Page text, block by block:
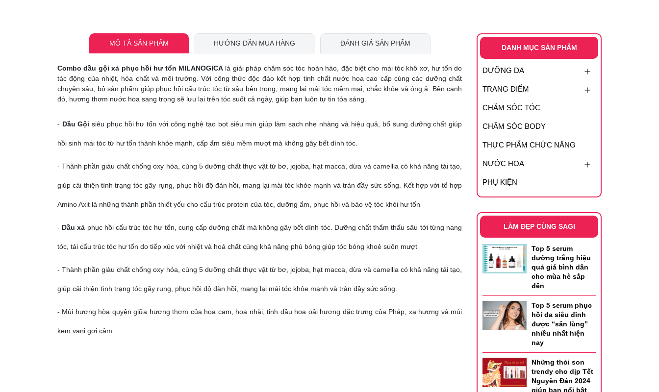
MÔ TẢ SẢN PHẨM HƯỚNG DẪN MUA HÀNG ĐÁNH GIÁ SẢN PHẨM
Combo dầu gội xả phục hồi hư tổn MILANOGICA là giải pháp chăm sóc tóc hoàn hảo, đặc biệt cho mái tóc khô xơ, hư tổn do
tác động của nhiệt, hóa chất và môi trường. Với công thức độc đáo kết hợp tinh chất nước hoa cao cấp cùng các dưỡng chất
chuyên sâu, bộ sản phẩm giúp phục hồi cấu trúc tóc từ sâu bên trong, mang lại mái tóc mềm mại, chắc khỏe và óng ả. Bên cạnh
đó, hương thơm nước hoa sang trọng sẽ lưu lại trên tóc suốt cả ngày, giúp bạn luôn tự tin tỏa sáng.
- Dầu Gộisiêu phục hồi hư tổn với công nghệ tạo bọt siêu mịn giúp làm sạch nhẹ nhàng và hiệu quả, bổ sung dưỡng chất giúp
hồi sinh mái tóc từ hư tổn thành khỏe mạnh, cấp ẩm siêu mềm mượt mà không gây bết dính tóc.
- Thành phần giàu chất chống oxy hóa, cùng 5 dưỡng chất thực vật từ bơ, jojoba, hạt macca, dừa và camellia có khả năng tái tạo,
giúp cải thiện tình trạng tóc gãy rụng, phục hồi độ đàn hồi, mang lại mái tóc khỏe mạnh và tràn đầy sức sống. Kết hợp với tổ hợp
Amino Axit là những thành phần thiết yếu cho cấu trúc protein của tóc, dưỡng ẩm, phục hồi và bảo vệ tóc khỏi hư tổn
- Dầu xả phục hồi cấu trúc tóc hư tổn, cung cấp dưỡng chất mà không gây bết dính tóc. Dưỡng chất thẩm thấu sâu tới từng nang
tóc, tái cấu trúc tóc hư tổn do tiếp xúc với nhiệt và hoá chất cùng khả năng phủ bóng giúp tóc bóng khoẻ suôn mượt
- Thành phần giàu chất chống oxy hóa, cùng 5 dưỡng chất thực vật từ bơ, jojoba, hạt macca, dừa và camellia có khả năng tái tạo,
giúp cải thiện tình trạng tóc gãy rụng, phục hồi độ đàn hồi, mang lại mái tóc khỏe mạnh và tràn đầy sức sống.
- Mùi hương hòa quyện giữa hương thơm của hoa cam, hoa nhài, tinh dầu hoa oải hương đặc trưng của Pháp, xạ hương và mùi
kem vani gợi cảm
DANH MỤC SẢN PHẨM
DƯỠNG DA
TRANG ĐIỂM
CHĂM SÓC TÓC
CHĂM SÓC BODY
THỰC PHẨM CHỨC NĂNG
NƯỚC HOA
PHỤ KIỆN
LÀM ĐẸP CÙNG SAGI
Top 5 serum
dưỡng trắng hiệu
quả giá bình dân
cho mùa hè sắp
đến
Top 5 serum phục
hồi da siêu đỉnh
được “săn lùng”
nhiều nhất hiện
nay
Những thỏi son
trendy cho dịp Tết
Nguyên Đán 2024
giúp bạn nổi bật